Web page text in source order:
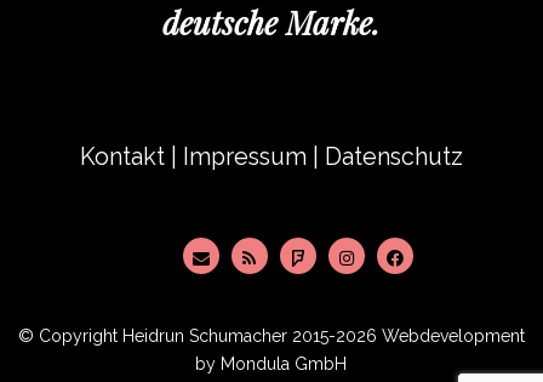
deutsche Marke.
Kontakt Impressum Datenschutz
© Copyright Heidrun Schumacher 2015-2026 Webdevelopment
by Mondula GmbH